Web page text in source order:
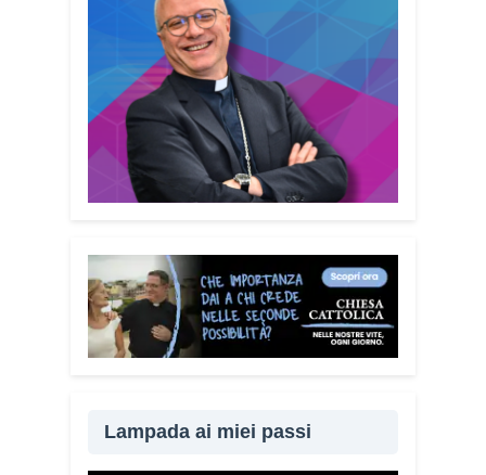
Lampada ai miei passi